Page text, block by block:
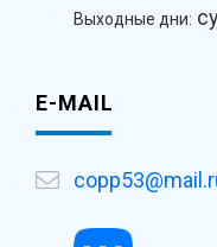
Выходные дни:
E-MAIL